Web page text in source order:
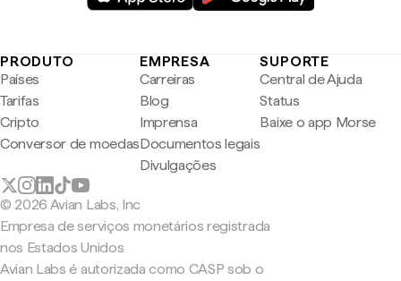
PRODUTO
Países
Tarifas
Cripto
Conversor de moedas
EMPRESA
Carreiras
Blog
Imprensa
Documentos legais
Divulgações
SUPORTE
Central de Ajuda
Status
Baixe o app Morse
© 2026 Avian Labs, Inc
Empresa de serviços monetários registrada
nos Estados Unidos
Avian Labs é autorizada como CASP sob o